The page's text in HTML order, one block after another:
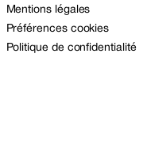
Mentions légales
Préférences cookies
Politique de confidentialité